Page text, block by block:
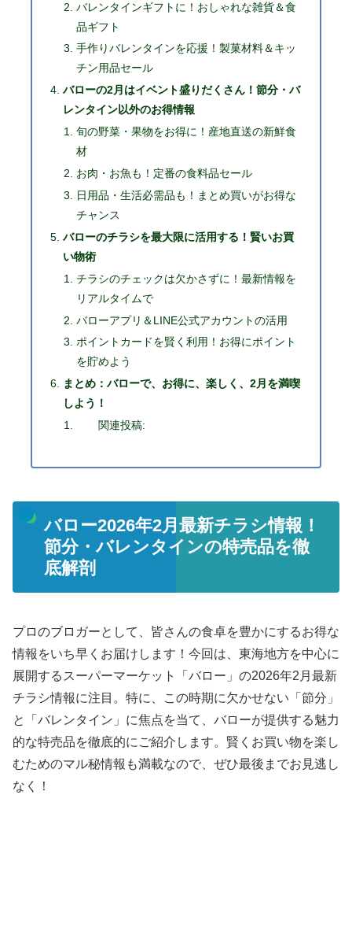
バレンタインギフトに！おしゃれな雑貨＆食
品ギフト
手作りバレンタインを応援！製菓材料＆キッ
チン用品セール
バローの2月はイベント盛りだくさん！節分・バ
レンタイン以外のお得情報
旬の野菜・果物をお得に！産地直送の新鮮食
材
お肉・お魚も！定番の食料品セール
日用品・生活必需品も！まとめ買いがお得な
チャンス
バローのチラシを最大限に活用する！賢いお買
い物術
チラシのチェックは欠かさずに！最新情報を
リアルタイムで
バローアプリ＆LINE公式アカウントの活用
ポイントカードを賢く利用！お得にポイント
を貯めよう
まとめ：バローで、お得に、楽しく、2月を満喫
しよう！
関連投稿:
バロー2026年2月最新チラシ情報！
節分・バレンタインの特売品を徹
底解剖
プロのブロガーとして、皆さんの食卓を豊かにするお得な
情報をいち早くお届けします！今回は、東海地方を中心に
展開するスーパーマーケット「バロー」の2026年2月最新
チラシ情報に注目。特に、この時期に欠かせない「節分」
と「バレンタイン」に焦点を当て、バローが提供する魅力
的な特売品を徹底的にご紹介します。賢くお買い物を楽し
むためのマル秘情報も満載なので、ぜひ最後までお見逃し
なく！